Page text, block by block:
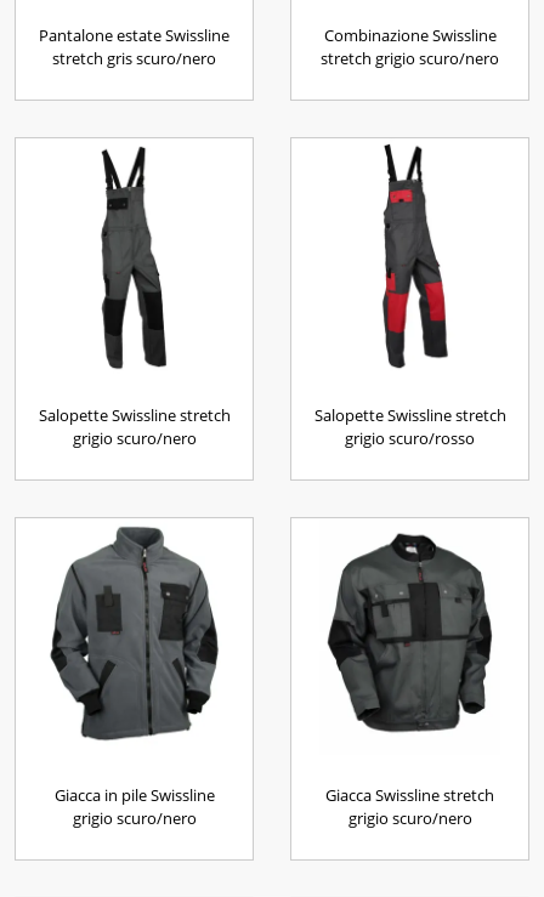
Pantalone estate Swissline
stretch gris scuro/nero
Combinazione Swissline
stretch grigio scuro/nero
Salopette Swissline stretch
grigio scuro/nero
Salopette Swissline stretch
grigio scuro/rosso
Giacca in pile Swissline
grigio scuro/nero
Giacca Swissline stretch
grigio scuro/nero